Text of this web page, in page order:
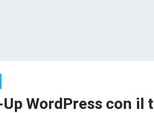
WordPress con il